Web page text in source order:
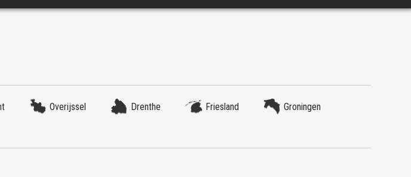
Overijssel Drenthe Friesland
Groningen